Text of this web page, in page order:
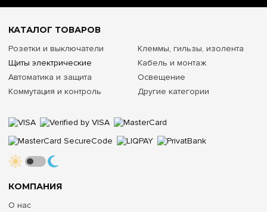
КОМПАНИЯ
О нас
КАТАЛОГ ТОВАРОВ
Розетки и выключатели
Щиты электрические
Автоматика и защита
Коммутация и контроль
Клеммы, гильзы, изолента
Кабель и монтаж
Освещение
Другие категории